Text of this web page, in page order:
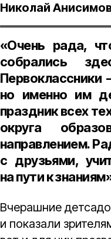
Николай
«Очень рада,
собрались
но именно им
праздник всех
округа
направлением.
с друзьями,
на пути к
Вчерашние
и показали